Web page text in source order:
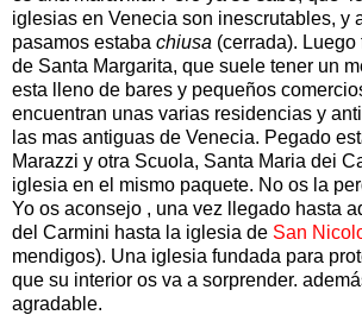
iglesias en Venecia son inescrutables, y
pasamos estaba chiusa (cerrada).
de Santa Margarita, que suele tener un
esta lleno de bares y pequeños
encuentran unas varias residencias y
las mas antiguas de Venecia. Pegado
Marazzi y otra Scuola, Santa Maria dei
iglesia en el mismo paquete. No os la
Yo os aconsejo , una vez llegado hasta
del Carmini hasta la iglesia de San
mendigos). Una iglesia fundada para
que su interior os va a sorprender.
agradable.